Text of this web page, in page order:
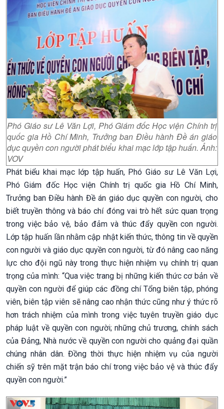
Phó Giáo sư Lê Văn Lợi, Phó Giám đốc Học viện Chính trị
quốc gia Hồ Chí Minh, Trưởng ban Điều hành Đề án giáo
dục quyền con người phát biểu khai mạc lớp tập huấn. Ảnh:
VOV
Phát biểu khai mạc lớp tập huấn, Phó Giáo sư Lê Văn Lợi,
Phó Giám đốc Học viện Chính trị quốc gia Hồ Chí Minh,
Trưởng ban Điều hành Đề án giáo dục quyền con người, cho
biết truyền thông và báo chí đóng vai trò hết sức quan trọng
trong việc bảo vệ, bảo đảm và thúc đẩy quyền con người.
Lớp tập huấn lần nhằm cập nhật kiến thức, thông tin về quyền
con người và giáo dục quyền con người, từ đó nâng cao năng
lực cho đội ngũ này trong thực hiện nhiệm vụ chính trị quan
trọng của mình: “Qua việc trang bị những kiến thức cơ bản về
quyền con người để giúp các đồng chí Tổng biên tập, phóng
viên, biên tập viên sẽ nâng cao nhận thức cũng như ý thức rõ
hơn trách nhiệm của mình trong việc tuyên truyền giáo dục
pháp luật về quyền con người; những chủ trương, chính sách
của Đảng, Nhà nước về quyền con người cho quảng đại quần
chúng nhân dân. Đồng thời thực hiện nhiệm vụ của người
chiến sỹ trên mặt trận báo chí trong việc bảo vệ và thúc đẩy
quyền con người.”